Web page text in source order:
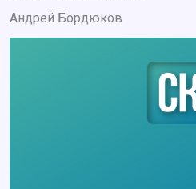
Андрей Бордюков